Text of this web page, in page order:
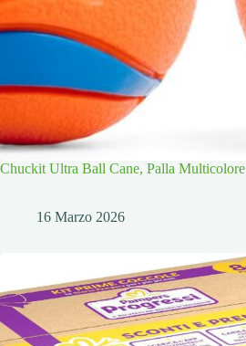
Chuckit Ultra Ball Cane, Palla Multicolore
16 Marzo 2026